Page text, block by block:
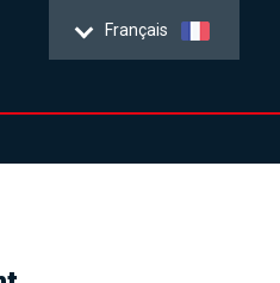
Français